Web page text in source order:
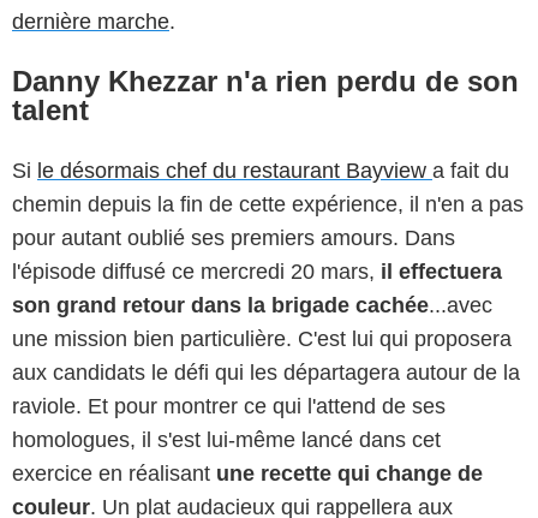
dernière marche.
Danny Khezzar n'a rien perdu de son
talent
Si le désormais chef du restaurant Bayview a fait du
chemin depuis la fin de cette expérience, il n'en a pas
pour autant oublié ses premiers amours. Dans
l'épisode diffusé ce mercredi 20 mars, il effectuera
son grand retour dans la brigade cachée...avec
une mission bien particulière. C'est lui qui proposera
aux candidats le défi qui les départagera autour de la
raviole. Et pour montrer ce qui l'attend de ses
homologues, il s'est lui-même lancé dans cet
exercice en réalisant une recette qui change de
couleur. Un plat audacieux qui rappellera aux